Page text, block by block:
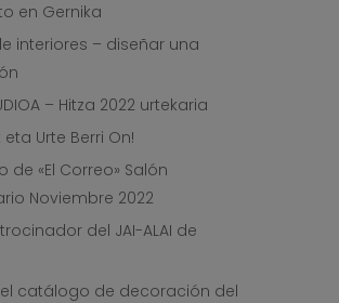
en Gernika
interiores – diseñar una
– Hitza 2022 urtekaria
Urte Berri On!
de «El Correo» Salón
Noviembre 2022
del JAI-ALAI de
catálogo de decoración del